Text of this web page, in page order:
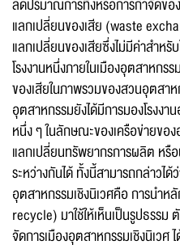
ลดปริมาณการทิ้งหรือการกำจัดขอ
แลกเปลี่ยนของเสีย (waste
แลกเปลี่ยนของเสียซึ่งไม่มีค่าสำห
โรงงานหนึ่งภายในเมืองอุตสาหก
ของเสียในภาพรวมของสวนอุตสา
อุตสาหกรรมยังได้มีการมองโรงง
หนึ่ง ๆ ในลักษณะของเครือข่ายขอ
แลกเปลี่ยนทรัพยากรการผลิต หรื
ระหว่างกันได้ ทั้งนี้สามารถกล่าวไ
อุตสาหกรรมเชิงนิเวศคือ การนำ
recycle) มาใช้ให้เห็นเป็นรูปธรรม
จัดการเมืองอุตสาหกรรมเชิงนิเวศ